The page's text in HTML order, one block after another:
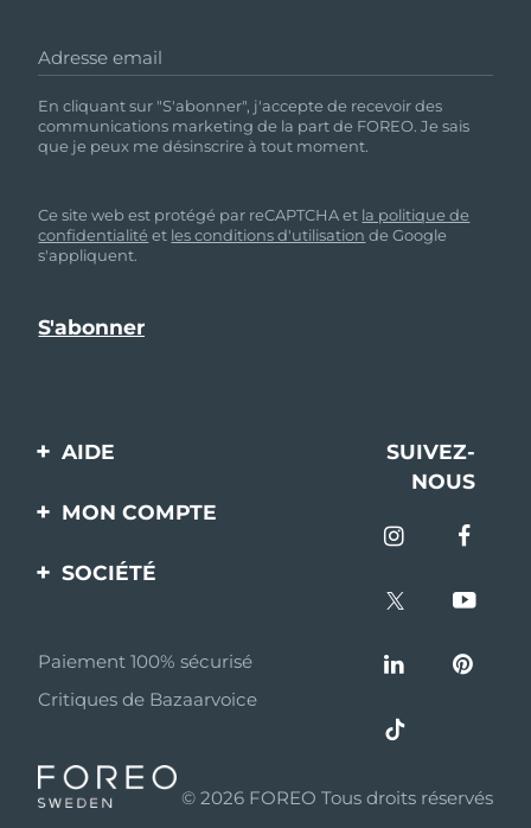
Adresse email
En cliquant sur "S'abonner", j'accepte de recevoir des
communications marketing de la part de FOREO. Je sais
que je peux me désinscrire à tout moment.
Ce site web est protégé par reCAPTCHA et la politique de
confidentialité et les conditions d'utilisation de Google
s'appliquent.
AIDE
Contactez-nous
livraisons
Questions et réponses
Informations sur la
SUIVEZ-
NOUS
MON COMPTE
Enregistrement produit
SOCIÉTÉ
Programme d’affiliation
Nouvelles d'affiliation
Partenaires
Paiement 100% sécurisé
Critiques de Bazaarvoice
© 2026 FOREO Tous droits réservés